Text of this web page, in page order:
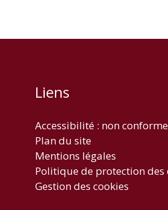
Liens
Accessibilité : non conforme
Plan du site
Mentions légales
Politique de protection des
Gestion des cookies